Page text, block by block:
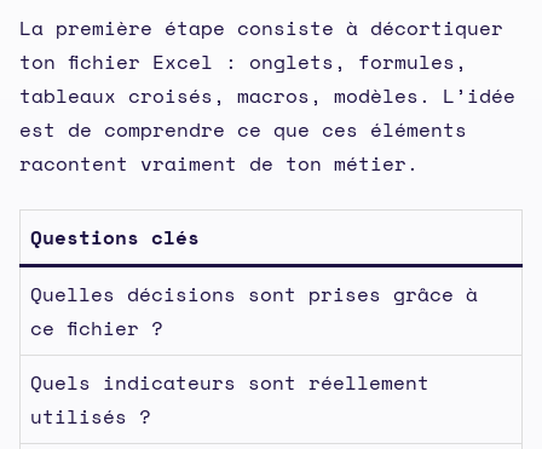
La première étape consiste à décortiquer
ton fichier Excel : onglets, formules,
tableaux croisés, macros, modèles. L’idée
est de comprendre ce que ces éléments
racontent vraiment de ton métier.
Questions clés
Quelles décisions sont prises grâce à
ce fichier ?
Quels indicateurs sont réellement
utilisés ?